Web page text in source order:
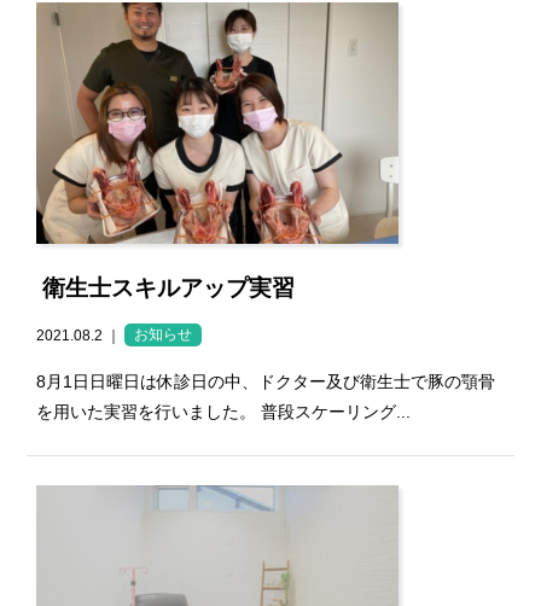
衛生士スキルアップ実習
2021.08.2 ｜ お知らせ
8月1日日曜日は休診日の中、ドクター及び衛生士で豚の顎骨
を用いた実習を行いました。 普段スケーリング...